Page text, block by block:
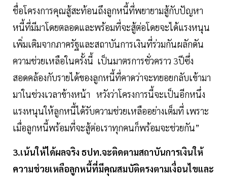
ชื่อโครงการคุณสู้สะท้อนถึงลูกหนี้ที่พยายามสู้กับปัญหา
หนี้ที่มีมาโดยตลอดและพร้อมที่จะสู้ต่อโดยจะได้แรงหนุน
เพิ่มเติมจากภาครัฐและสถาบันการเงินที่ร่วมกันผลักดัน
ความช่วยเหลือในครั้งนี้ เป็นมาตรการชั่วคราว 3ปีซึ่ง
สอดคล้องกับรายได้ของลูกหนี้ที่คาดว่าจะทยอยกลับเข้ามา
มาในช่วงเวลาข้างหน้า หวังว่าโครงการนี้จะเป็นอีกหนึ่ง
แรงหนุนให้ลูกหนี้ได้รับความช่วยเหลืออย่างเต็มที่ เพราะ
เมื่อลูกหนี้พร้อมที่จะสู้ต่อเราทุกคนก็พร้อมจะช่วยกัน”
3.เน้นให้ได้ผลจริง ธปท.จะติดตามสถาบันการเงินให้
ความช่วยเหลือลูกหนี้ที่มีคุณสมบัติตรงตามเงื่อนไขและ